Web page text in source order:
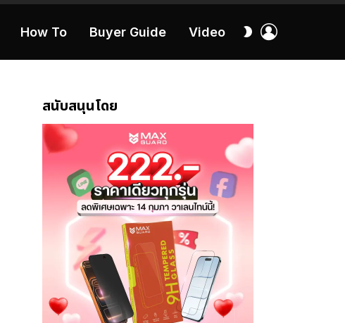
How To Buyer Guide Video
สลับ
สนับสนุนโดย